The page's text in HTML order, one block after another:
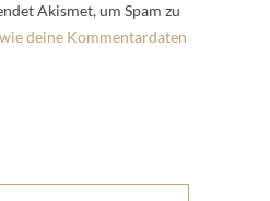
Akismet, um Spam zu
deine Kommentardaten